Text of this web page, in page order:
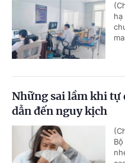
Những sai lầm khi
dẫn đến nguy kịch